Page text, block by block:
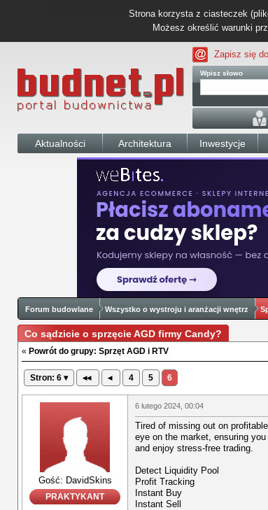
Strona korzysta z ciasteczek
Możesz określić warunki
Zapisz się
Wpisz słowo
Aktualności Architektura Inwestycje
Forum budowlane Wszystko o wystroju i aranżacji wnętrz
Co sądzicie o sprzęcie AGD firmy Candy?
« Powrót do grupy: Sprzęt AGD i RTV
Stron: 6 ▾ ◂◂ ◂ 4 5 6
Gość: DavidSkins
PRAKTYKANT
6 lutego 2024, 00:04
Tired of missing out on
eye on the market, ensuring
and enjoy stress-free trading.
Detect Liquidity Pool
Profit Tracking
Instant Buy
Instant Sell